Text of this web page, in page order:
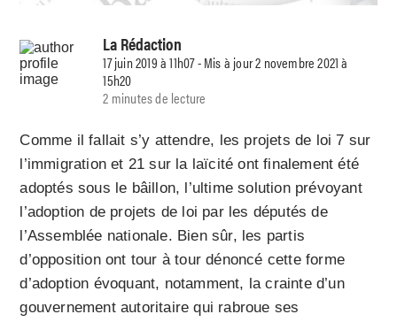
La Rédaction
17 juin 2019 à 11h07 - Mis à jour 2 novembre 2021 à
15h20
2 minutes de lecture
Comme il fallait s’y attendre, les projets de loi 7 sur
l’immigration et 21 sur la laïcité ont finalement été
adoptés sous le bâillon, l’ultime solution prévoyant
l’adoption de projets de loi par les députés de
l’Assemblée nationale. Bien sûr, les partis
d’opposition ont tour à tour dénoncé cette forme
d’adoption évoquant, notamment, la crainte d’un
gouvernement autoritaire qui rabroue ses